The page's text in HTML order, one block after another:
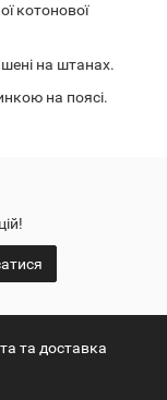
котонової
на штанах.
на поясі.
та доставка